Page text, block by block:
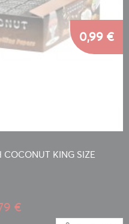
KING SIZE
0,99 €
€